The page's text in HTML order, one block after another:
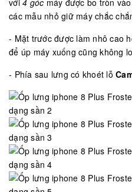
các mẫu nhỏ giữ máy chắc
- Mặt trước được làm nhô cao
để úp máy xuống cũng không
- Phía sau lưng có khoét lỗ